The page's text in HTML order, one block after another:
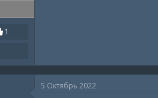
1
5 Октябрь 2022